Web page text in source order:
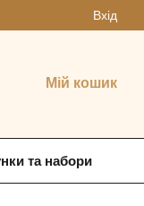
Вхід
Мій кошик
та набори